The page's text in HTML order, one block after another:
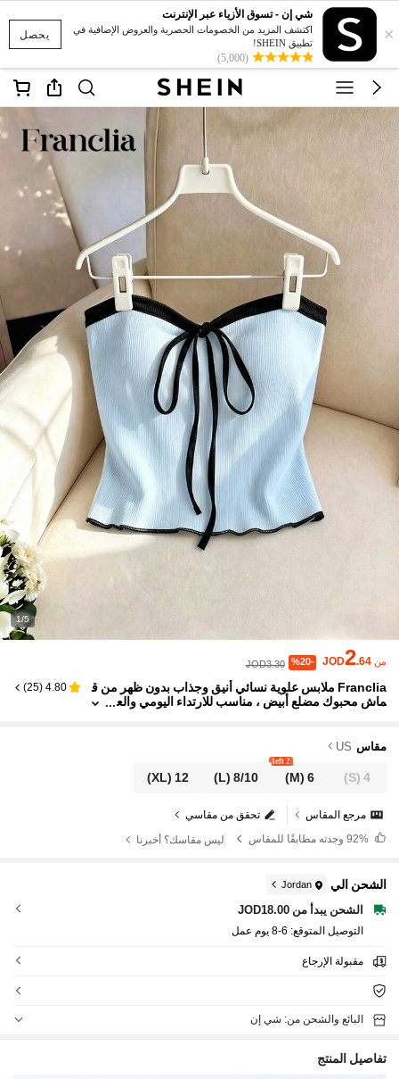
يحصل ×
شي إن - تسوق الأزياء عبر الإنترنت
اكتشف المزيد من الخصومات الحصرية والعروض الإضافية في
تطبيق SHEIN!
(5,000)
1/5
من JOD2.64
%20-
JOD3.30
Franclia ملابس علوية نسائي أنيق وجذاب بدون ظهر من ق
ماش محبوك مضلع أبيض ، مناسب للارتداء اليومي والع
4.80
(
25
)
مقاس US
4
(S)
6
(M)
2 left
8/10
(L)
12
(XL)
تحقق من مقاسي
مرجع المقاس
وجدته مطابقًا للمقاس ليس مقاسك؟ أخبرنا
الشحن الي Jordan
الشحن يبدأ من JOD18.00
التوصيل المتوقع: 6-8 يوم عمل
مقبولة الإرجاع
البائع والشحن من: شي إن
تفاصيل المنتج